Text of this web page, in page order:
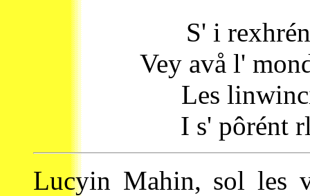
S' i
Vey avå l'
Les
I s' pôrént
Lucyin Mahin, sol les